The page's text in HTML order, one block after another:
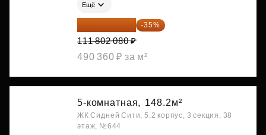
Ещё
72 671 352 ₽ -35%
111 802 080 ₽
490 360 ₽ за м²
5-комнатная, 148.2м²
ЖК Сидней Сити, 5.2 корпус, 3 секция, 38
этаж, №644